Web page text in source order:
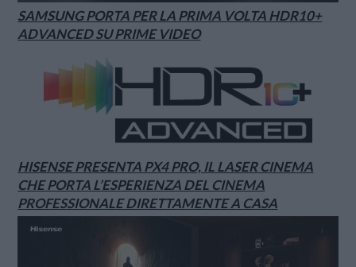
SAMSUNG PORTA PER LA PRIMA VOLTA HDR10+
ADVANCED SU PRIME VIDEO
HISENSE PRESENTA PX4 PRO, IL LASER CINEMA
CHE PORTA L’ESPERIENZA DEL CINEMA
PROFESSIONALE DIRETTAMENTE A CASA